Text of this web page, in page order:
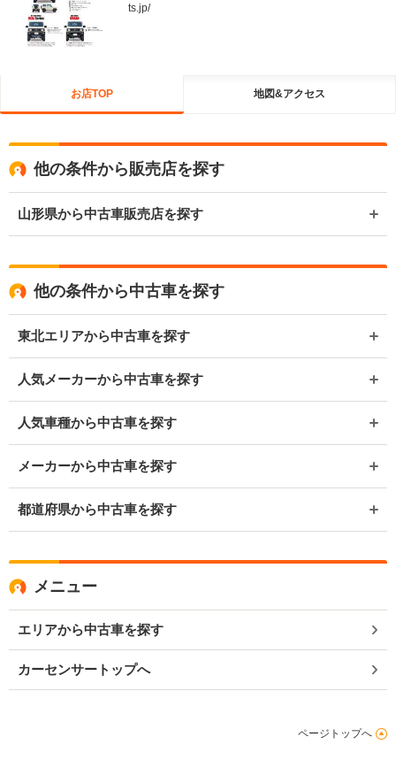
ts.jp/
お店TOP 地図&アクセス
他の条件から販売店を探す
山形県から中古車販売店を探す
他の条件から中古車を探す
東北エリアから中古車を探す
人気メーカーから中古車を探す
人気車種から中古車を探す
メーカーから中古車を探す
都道府県から中古車を探す
メニュー
エリアから中古車を探す
カーセンサートップへ
ページトップへ